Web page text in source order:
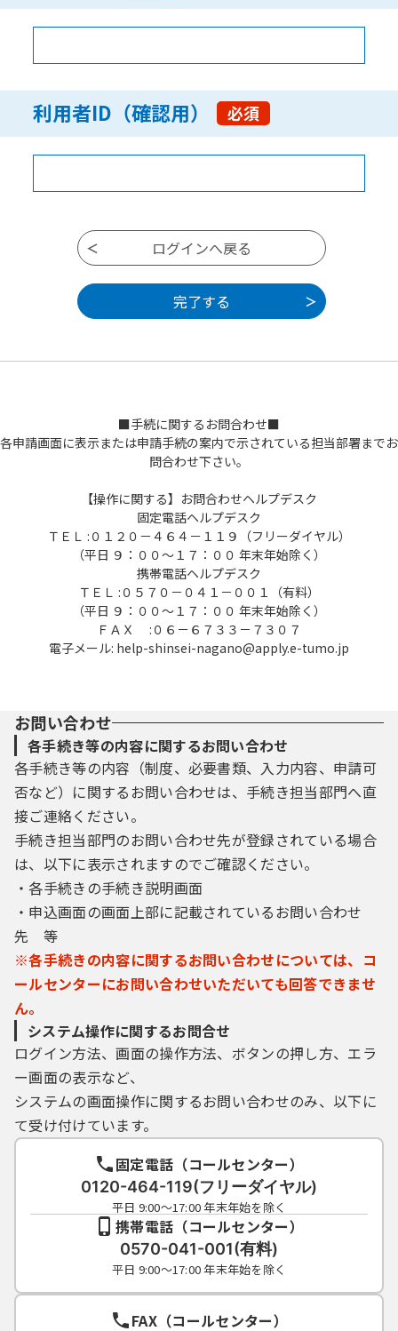
利用者ID（確認用） 必須
■手続に関するお問合わせ■
各申請画面に表示または申請手続の案内で示されている担当部署までお
問合わせ下さい。
【操作に関する】お問合わせヘルプデスク
固定電話ヘルプデスク
ＴＥＬ :０１２０－４６４－１１９（フリーダイヤル）
（平日 ９：００～１７：００ 年末年始除く）
携帯電話ヘルプデスク
ＴＥＬ :０５７０－０４１－００１（有料）
（平日 ９：００～１７：００ 年末年始除く）
ＦＡＸ :０６－６７３３－７３０７
電子メール: help-shinsei-nagano@apply.e-tumo.jp
お問い合わせ
各手続き等の内容に関するお問い合わせ
各手続き等の内容（制度、必要書類、入力内容、申請可
否など）に関するお問い合わせは、手続き担当部門へ直
接ご連絡ください。
手続き担当部門のお問い合わせ先が登録されている場合
は、以下に表示されますのでご確認ください。
・各手続きの手続き説明画面
・申込画面の画面上部に記載されているお問い合わせ
先 等
※各手続きの内容に関するお問い合わせについては、コ
ールセンターにお問い合わせいただいても回答できませ
ん。
システム操作に関するお問合せ
ログイン方法、画面の操作方法、ボタンの押し方、エラ
ー画面の表示など、
システムの画面操作に関するお問い合わせのみ、以下に
て受け付けています。
固定電話（コールセンター）
0120-464-119(フリーダイヤル)
平日 9:00～17:00 年末年始を除く
携帯電話（コールセンター）
0570-041-001(有料)
平日 9:00～17:00 年末年始を除く
FAX（コールセンター）